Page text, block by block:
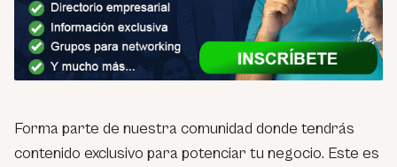
Forma parte de nuestra comunidad donde tendrás
contenido exclusivo para potenciar tu negocio. Este es